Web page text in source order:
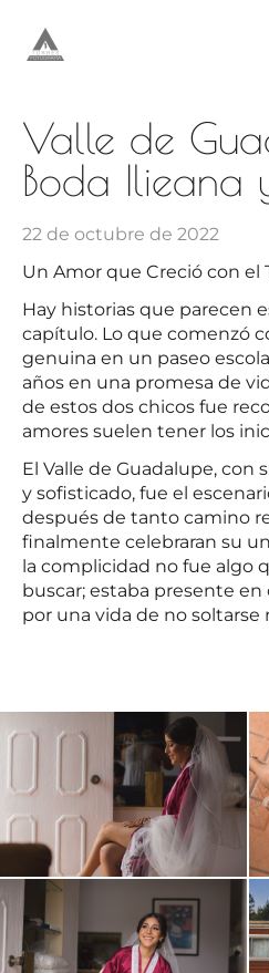
Valle de
Boda Ilieana
22 de octubre de 2022
Un Amor que Creció con el
Hay historias que parecen
capítulo. Lo que comenzó
genuina en un paseo
años en una promesa de
de estos dos chicos fue
amores suelen tener los
El Valle de Guadalupe, con
y sofisticado, fue el
después de tanto camino
finalmente celebraran su
la complicidad no fue algo
buscar; estaba presente en
por una vida de no soltarse